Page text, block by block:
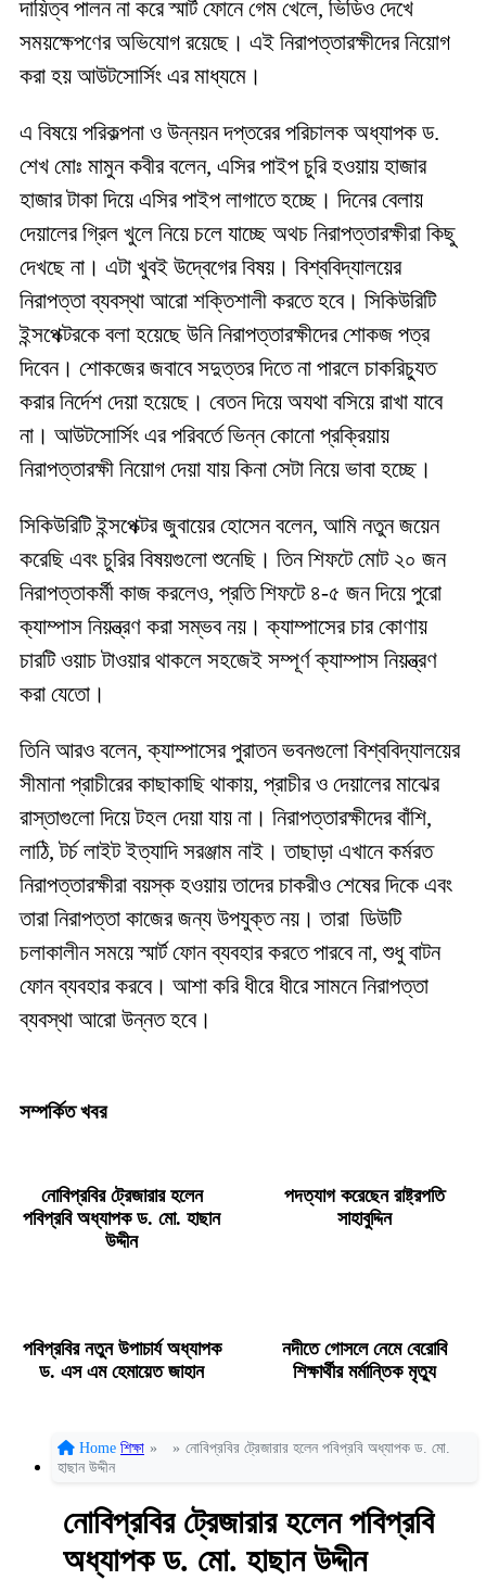
দায়িত্ব পালন না করে স্মার্ট ফোনে গেম খেলে, ভিডিও দেখে
সময়ক্ষেপণের অভিযোগ রয়েছে। এই নিরাপত্তারক্ষীদের নিয়োগ
করা হয় আউটসোর্সিং এর মাধ্যমে।
এ বিষয়ে পরিকল্পনা ও উন্নয়ন দপ্তরের পরিচালক অধ্যাপক ড.
শেখ মোঃ মামুন কবীর বলেন, এসির পাইপ চুরি হওয়ায় হাজার
হাজার টাকা দিয়ে এসির পাইপ লাগাতে হচ্ছে। দিনের বেলায়
দেয়ালের গ্রিল খুলে নিয়ে চলে যাচ্ছে অথচ নিরাপত্তারক্ষীরা কিছু
দেখছে না। এটা খুবই উদ্বেগের বিষয়। বিশ্ববিদ্যালয়ের
নিরাপত্তা ব্যবস্থা আরো শক্তিশালী করতে হবে। সিকিউরিটি
ইন্সপেক্টরকে বলা হয়েছে উনি নিরাপত্তারক্ষীদের শোকজ পত্র
দিবেন। শোকজের জবাবে সদুত্তর দিতে না পারলে চাকরিচ্যুত
করার নির্দেশ দেয়া হয়েছে। বেতন দিয়ে অযথা বসিয়ে রাখা যাবে
না। আউটসোর্সিং এর পরিবর্তে ভিন্ন কোনো প্রক্রিয়ায়
নিরাপত্তারক্ষী নিয়োগ দেয়া যায় কিনা সেটা নিয়ে ভাবা হচ্ছে।
সিকিউরিটি ইন্সপেক্টর জুবায়ের হোসেন বলেন, আমি নতুন জয়েন
করেছি এবং চুরির বিষয়গুলো শুনেছি। তিন শিফটে মোট ২০ জন
নিরাপত্তাকর্মী কাজ করলেও, প্রতি শিফটে ৪-৫ জন দিয়ে পুরো
ক্যাম্পাস নিয়ন্ত্রণ করা সম্ভব নয়। ক্যাম্পাসের চার কোণায়
চারটি ওয়াচ টাওয়ার থাকলে সহজেই সম্পূর্ণ ক্যাম্পাস নিয়ন্ত্রণ
করা যেতো।
তিনি আরও বলেন, ক্যাম্পাসের পুরাতন ভবনগুলো বিশ্ববিদ্যালয়ের
সীমানা প্রাচীরের কাছাকাছি থাকায়, প্রাচীর ও দেয়ালের মাঝের
রাস্তাগুলো দিয়ে টহল দেয়া যায় না। নিরাপত্তারক্ষীদের বাঁশি,
লাঠি, টর্চ লাইট ইত্যাদি সরঞ্জাম নাই। তাছাড়া এখানে কর্মরত
নিরাপত্তারক্ষীরা বয়স্ক হওয়ায় তাদের চাকরীও শেষের দিকে এবং
তারা নিরাপত্তা কাজের জন্য উপযুক্ত নয়। তারা ডিউটি
চলাকালীন সময়ে স্মার্ট ফোন ব্যবহার করতে পারবে না, শুধু বাটন
ফোন ব্যবহার করবে। আশা করি ধীরে ধীরে সামনে নিরাপত্তা
ব্যবস্থা আরো উন্নত হবে।
সম্পর্কিত খবর
নোবিপ্রবির ট্রেজারার হলেন
পবিপ্রবি অধ্যাপক ড. মো. হাছান
উদ্দীন
পদত্যাগ করেছেন রাষ্ট্রপতি
সাহাবুদ্দিন
পবিপ্রবির নতুন উপাচার্য অধ্যাপক
ড. এস এম হেমায়েত জাহান
নদীতে গোসলে নেমে বেরোবি
শিক্ষার্থীর মর্মান্তিক মৃত্যু
Home শিক্ষা » » নোবিপ্রবির ট্রেজারার হলেন পবিপ্রবি অধ্যাপক ড. মো.
হাছান উদ্দীন
নোবিপ্রবির ট্রেজারার হলেন পবিপ্রবি
অধ্যাপক ড. মো. হাছান উদ্দীন